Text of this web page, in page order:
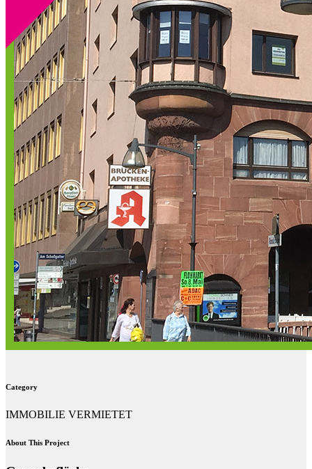
Category
IMMOBILIE VERMIETET
About This Project